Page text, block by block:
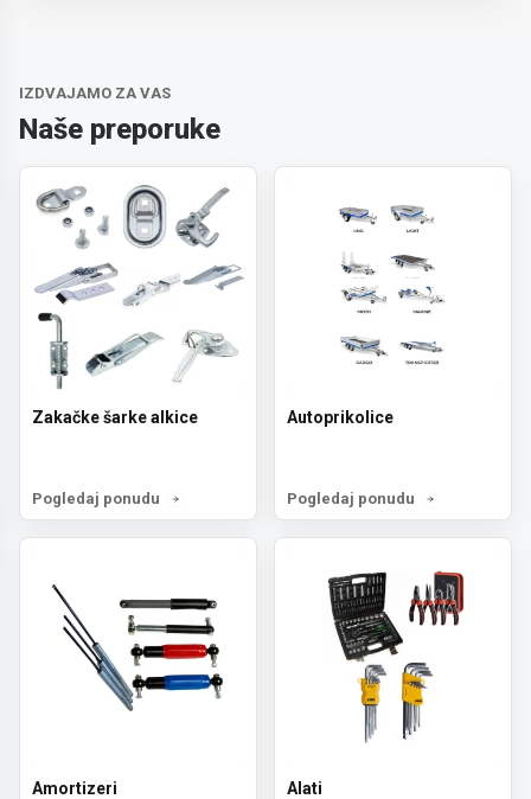
IZDVAJAMO ZA VAS
Naše preporuke
Zakačke šarke alkice
Pogledaj ponudu
Autoprikolice
Pogledaj ponudu
Amortizeri Alati